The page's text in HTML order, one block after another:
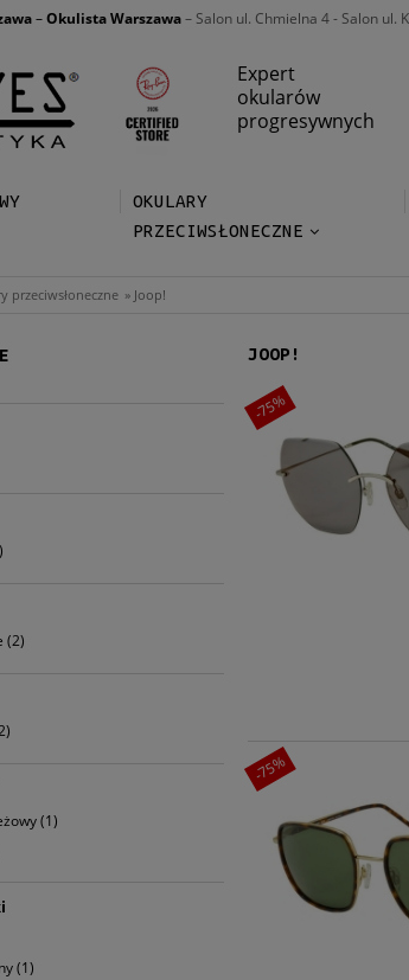
–Okulista Warszawa– Salon ul. Chmielna 4 - Salon ul.
Expert
okularów
progresywnych
OKULARY
PRZECIWSŁONECZNE
przeciwsłoneczne » Joop!
(2)
(1)
(1)
JOOP!
-75%
-75%